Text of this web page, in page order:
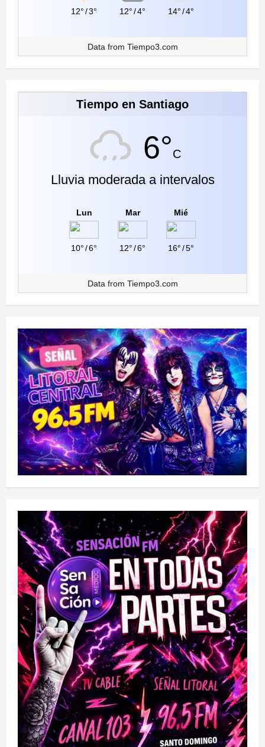
12°/3° 12°/4° 14°/4°
Data from Tiempo3.com
Tiempo en Santiago
6°C
Lluvia moderada a intervalos
Lun
10°/6°
Mar
12°/6°
Mié
16°/5°
Data from Tiempo3.com